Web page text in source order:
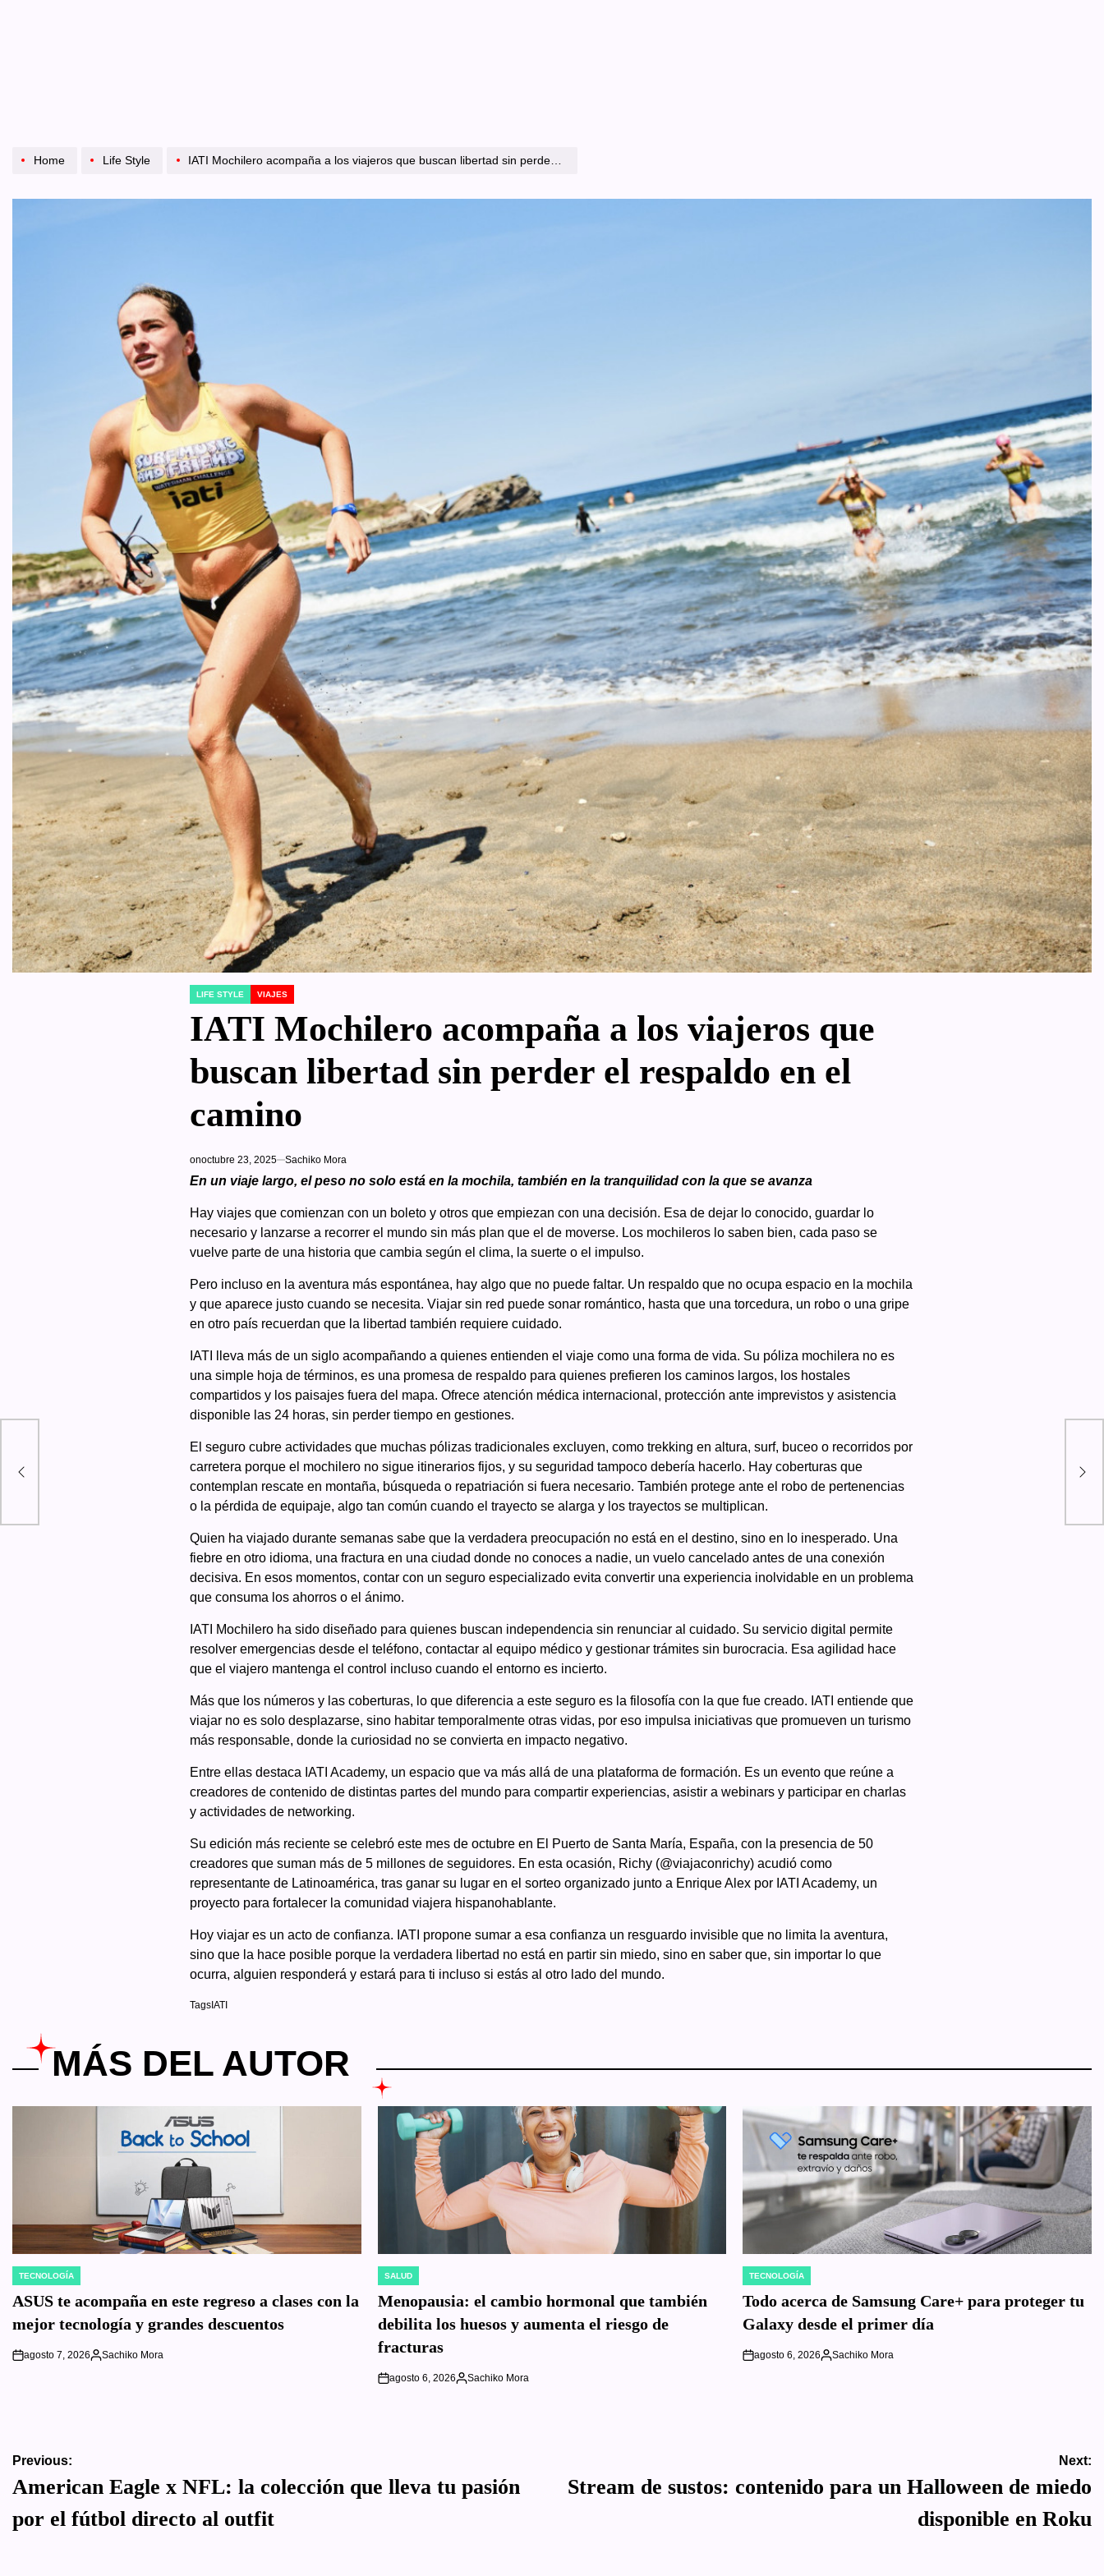
Home Life Style IATI Mochilero acompaña a los viajeros que buscan libertad sin perder el respaldo en el camino
POSTED
LIFE STYLE VIAJES
IATI Mochilero acompaña a los viajeros que
buscan libertad sin perder el respaldo en el
camino
onoctubre 23, 2025 Sachiko Mora
En un viaje largo, el peso no solo está en la mochila, también en la tranquilidad con la que se avanza
Hay viajes que comienzan con un boleto y otros que empiezan con una decisión. Esa de dejar lo conocido, guardar lo
necesario y lanzarse a recorrer el mundo sin más plan que el de moverse. Los mochileros lo saben bien, cada paso se
vuelve parte de una historia que cambia según el clima, la suerte o el impulso.
Pero incluso en la aventura más espontánea, hay algo que no puede faltar. Un respaldo que no ocupa espacio en la mochila
y que aparece justo cuando se necesita. Viajar sin red puede sonar romántico, hasta que una torcedura, un robo o una gripe
en otro país recuerdan que la libertad también requiere cuidado.
IATI lleva más de un siglo acompañando a quienes entienden el viaje como una forma de vida. Su póliza mochilera no es
una simple hoja de términos, es una promesa de respaldo para quienes prefieren los caminos largos, los hostales
compartidos y los paisajes fuera del mapa. Ofrece atención médica internacional, protección ante imprevistos y asistencia
disponible las 24 horas, sin perder tiempo en gestiones.
El seguro cubre actividades que muchas pólizas tradicionales excluyen, como trekking en altura, surf, buceo o recorridos por
carretera porque el mochilero no sigue itinerarios fijos, y su seguridad tampoco debería hacerlo. Hay coberturas que
contemplan rescate en montaña, búsqueda o repatriación si fuera necesario. También protege ante el robo de pertenencias
o la pérdida de equipaje, algo tan común cuando el trayecto se alarga y los trayectos se multiplican.
Quien ha viajado durante semanas sabe que la verdadera preocupación no está en el destino, sino en lo inesperado. Una
fiebre en otro idioma, una fractura en una ciudad donde no conoces a nadie, un vuelo cancelado antes de una conexión
decisiva. En esos momentos, contar con un seguro especializado evita convertir una experiencia inolvidable en un problema
que consuma los ahorros o el ánimo.
IATI Mochilero ha sido diseñado para quienes buscan independencia sin renunciar al cuidado. Su servicio digital permite
resolver emergencias desde el teléfono, contactar al equipo médico y gestionar trámites sin burocracia. Esa agilidad hace
que el viajero mantenga el control incluso cuando el entorno es incierto.
Más que los números y las coberturas, lo que diferencia a este seguro es la filosofía con la que fue creado. IATI entiende que
viajar no es solo desplazarse, sino habitar temporalmente otras vidas, por eso impulsa iniciativas que promueven un turismo
más responsable, donde la curiosidad no se convierta en impacto negativo.
Entre ellas destaca IATI Academy, un espacio que va más allá de una plataforma de formación. Es un evento que reúne a
creadores de contenido de distintas partes del mundo para compartir experiencias, asistir a webinars y participar en charlas
y actividades de networking.
Su edición más reciente se celebró este mes de octubre en El Puerto de Santa María, España, con la presencia de 50
creadores que suman más de 5 millones de seguidores. En esta ocasión, Richy (@viajaconrichy) acudió como
representante de Latinoamérica, tras ganar su lugar en el sorteo organizado junto a Enrique Alex por IATI Academy, un
proyecto para fortalecer la comunidad viajera hispanohablante.
Hoy viajar es un acto de confianza. IATI propone sumar a esa confianza un resguardo invisible que no limita la aventura,
sino que la hace posible porque la verdadera libertad no está en partir sin miedo, sino en saber que, sin importar lo que
ocurra, alguien responderá y estará para ti incluso si estás al otro lado del mundo.
TagsIATI
MÁS DEL AUTOR
POSTED
TECNOLOGÍA
ASUS te acompaña en este regreso a clases con la
mejor tecnología y grandes descuentos
on
agosto 7, 2026
Posted
Sachiko Mora
POSTED
SALUD
Menopausia: el cambio hormonal que también
debilita los huesos y aumenta el riesgo de
fracturas
on
agosto 6, 2026
Posted
Sachiko Mora
POSTED
TECNOLOGÍA
Todo acerca de Samsung Care+ para proteger tu
Galaxy desde el primer día
on
agosto 6, 2026
Posted
Sachiko Mora
Navegación
de
entradas
Previous:
American Eagle x NFL: la colección que lleva tu pasión
por el fútbol directo al outfit
Next:
Stream de sustos: contenido para un Halloween de miedo
disponible en Roku